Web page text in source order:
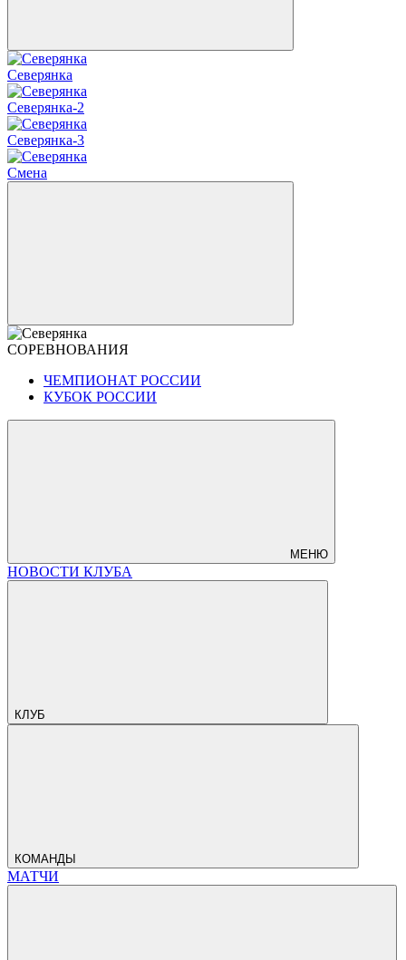
Северянка
Северянка-2
Северянка-3
Смена
СОРЕВНОВАНИЯ
ЧЕМПИОНАТ РОССИИ
КУБОК РОССИИ
МЕНЮ
НОВОСТИ КЛУБА
КЛУБ
КОМАНДЫ
МАТЧИ